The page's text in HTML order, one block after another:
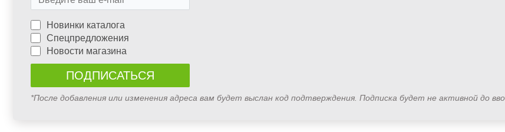
Новинки каталога
Спецпредложения
Новости магазина
*После добавления или изменения адреса вам будет выслан код подтверждения. Подписка будет не активной до